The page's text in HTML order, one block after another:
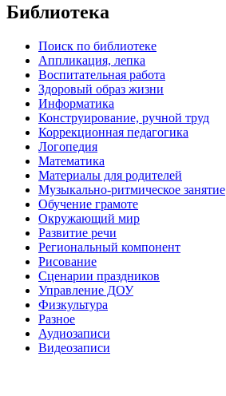
Библиотека
Поиск по библиотеке
Аппликация, лепка
Воспитательная работа
Здоровый образ жизни
Информатика
Конструирование, ручной труд
Коррекционная педагогика
Логопедия
Математика
Материалы для родителей
Музыкально-ритмическое занятие
Обучение грамоте
Окружающий мир
Развитие речи
Региональный компонент
Рисование
Сценарии праздников
Управление ДОУ
Физкультура
Разное
Аудиозаписи
Видеозаписи